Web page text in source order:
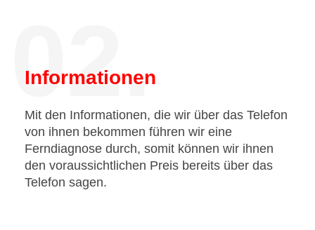
02.
Informationen
Mit den Informationen, die wir über das Telefon
von ihnen bekommen führen wir eine
Ferndiagnose durch, somit können wir ihnen
den voraussichtlichen Preis bereits über das
Telefon sagen.